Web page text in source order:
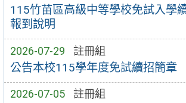
115竹苗區高級中等學校免試入學
報到說明
2026-07-29 註冊組
公告本校115學年度免試續招簡章
2026-07-05 註冊組